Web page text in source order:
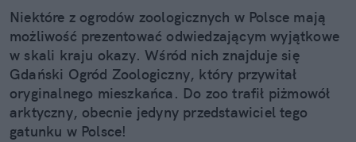
Niektóre z ogrodów zoologicznych w Polsce mają
możliwość prezentować odwiedzającym wyjątkowe
w skali kraju okazy. Wśród nich znajduje się
Gdański Ogród Zoologiczny, który przywitał
oryginalnego mieszkańca. Do zoo trafił piżmowół
arktyczny, obecnie jedyny przedstawiciel tego
gatunku w Polsce!